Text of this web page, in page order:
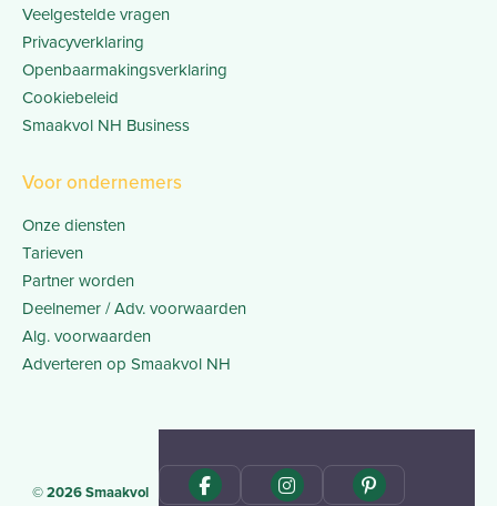
Veelgestelde vragen
Privacyverklaring
Openbaarmakingsverklaring
Cookiebeleid
Smaakvol NH Business
Voor ondernemers
Onze diensten
Tarieven
Partner worden
Deelnemer / Adv. voorwaarden
Alg. voorwaarden
Adverteren op Smaakvol NH
© 2026 Smaakvol